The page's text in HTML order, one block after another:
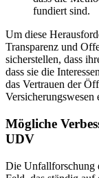
fundiert sind.
Um diese
Transparenz und
sicherstellen, dass
dass sie die
das Vertrauen der
Mögliche
UDV
Die Unfallforschung